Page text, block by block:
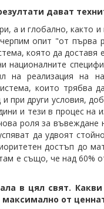
дават
а и глобално,
опит "от
която да
на реализация на
които трябва
при други условия,
и тези в процес
роля за
да удвоят
достъп до
е също, че над 60%
в цял свят.
от